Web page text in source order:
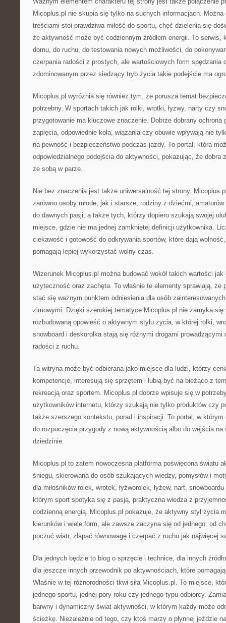
Micoplus.pl nie skupia się tylko na suchych informacjach.
treściami stoi prawdziwa miłość do sportu, chęć dzielenia się
że aktywność może być codziennym źródłem energii. To serwis,
domu, do ruchu, do testowania nowych możliwości, do
czerpania radości z prostych, ale wartościowych form spędzania
zdominowanym przez siedzący tryb życia takie podejście ma
Micoplus.pl wyróżnia się również tym, że porusza temat
potrzebny. W sportach takich jak rolki, wrotki, łyżwy, narty czy
przygotowanie ma kluczowe znaczenie. Dobrze dobrany ochrona
zapięcia, odpowiednie koła, wiązania czy obuwie wpływają nie
na pewność i bezpieczeństwo podczas jazdy. To portal, która
odpowiedzialnego podejścia do aktywności, pokazując, że dobra
ze sobą w parze.
Nie bez znaczenia jest także uniwersalność tej strony.
zarówno osoby młode, jak i starsze, rodziny z dziećmi,
do dawnych pasji, a także tych, którzy dopiero szukają swojej
miejsce, gdzie nie ma jednej zamkniętej definicji użytkownika.
ciekawość i gotowość do odkrywania sportów, które dają
pomagają lepiej wykorzystać wolny czas.
Wizerunek Micoplus.pl można budować wokół takich wartości
użyteczność oraz zachęta. To właśnie te elementy sprawiają, że
stać się ważnym punktem odniesienia dla osób
zimowymi. Dzięki szerokiej tematyce Micoplus.pl nie zamyka się
rozbudowaną opowieść o aktywnym stylu życia, w której rolki,
snowboard i deskorolka stają się różnymi drogami prowadzącymi
radości z ruchu.
Ta witryna może być odbierana jako miejsce dla ludzi, którzy
kompetencje, interesują się sprzętem i lubią być na bieżąco z
rekreacją oraz sportem. Micoplus.pl dobrze wpisuje się w
użytkowników internetu, którzy szukają nie tylko produktów czy
także szerszego kontekstu, porad i inspiracji. To portal, w
do rozpoczęcia przygody z nową aktywnością albo do wejścia
dziedzinie.
Micoplus.pl to zatem nowoczesna platforma poświęcona światu
śniegu, skierowana do osób szukających wiedzy, pomysłów i
dla miłośników rolek, wrotek, łyżworolek, łyżew, nart,
którym sport spotyka się z pasją, praktyczna wiedza z
codzienną energią. Micoplus.pl pokazuje, że aktywny styl życia
kierunków i wiele form, ale zawsze zaczyna się od jednego: od
poczuć wiatr, złapać równowagę i czerpać z ruchu jak najwięcej
Dla jednych będzie to blog o sprzęcie i technice, dla innych
dla jeszcze innych przewodnik po aktywnościach, które
Właśnie w tej różnorodności tkwi siła Micoplus.pl. To miejsce,
jednego sportu, jednej pory roku czy jednego typu odbiorcy.
barwny i dynamiczny świat aktywności, w którym każdy może
ścieżkę. Niezależnie od tego, czy ktoś marzy o płynnej jeździe